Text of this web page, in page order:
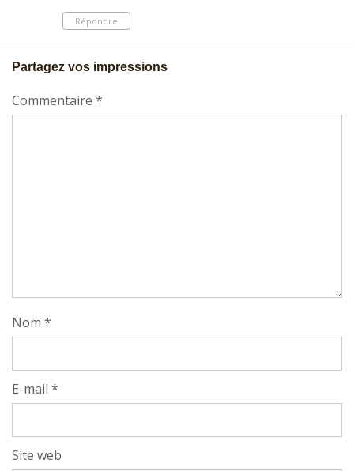
Répondre
Partagez vos impressions
Commentaire *
Nom *
E-mail *
Site web